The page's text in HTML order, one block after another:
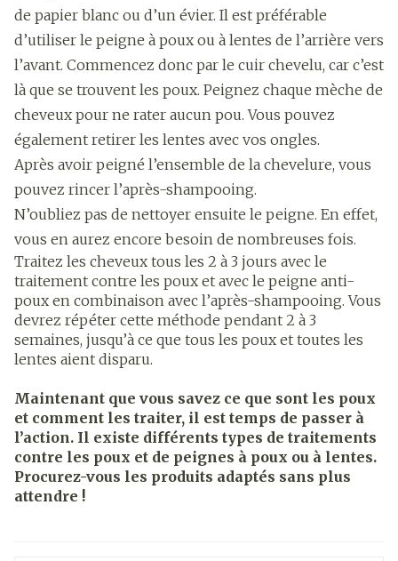
de papier blanc ou d’un évier. Il est préférable
d’utiliser le peigne à poux ou à lentes de l’arrière vers
l’avant. Commencez donc par le cuir chevelu, car c’est
là que se trouvent les poux. Peignez chaque mèche de
cheveux pour ne rater aucun pou. Vous pouvez
également retirer les lentes avec vos ongles.
Après avoir peigné l’ensemble de la chevelure, vous
pouvez rincer l’après-shampooing.
N’oubliez pas de nettoyer ensuite le peigne. En effet,
vous en aurez encore besoin de nombreuses fois.
Traitez les cheveux tous les 2 à 3 jours avec le
traitement contre les poux et avec le peigne anti-
poux en combinaison avec l’après-shampooing. Vous
devrez répéter cette méthode pendant 2 à 3
semaines, jusqu’à ce que tous les poux et toutes les
lentes aient disparu.
Maintenant que vous savez ce que sont les poux
et comment les traiter, il est temps de passer à
l’action. Il existe différents types de traitements
contre les poux et de peignes à poux ou à lentes.
Procurez-vous les produits adaptés sans plus
attendre !